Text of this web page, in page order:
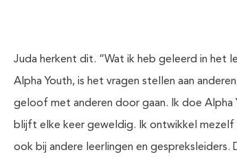
Juda herkent dit. “Wat ik heb geleerd in het
Alpha Youth, is het vragen stellen aan
geloof met anderen door gaan. Ik doe Alpha
blijft elke keer geweldig. Ik ontwikkel
ook bij andere leerlingen en gespreksleiders.